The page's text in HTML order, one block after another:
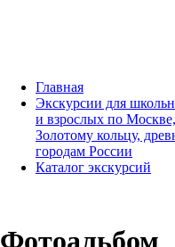
Главная
Экскурсии для
и взрослых по Москве,
Золотому кольцу,
городам России
Каталог экскурсий